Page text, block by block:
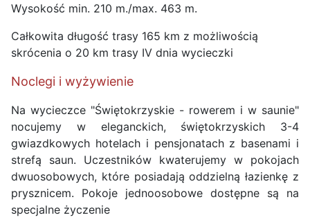
Wysokość min. 210 m./max. 463 m.
Całkowita długość trasy 165 km z możliwością
skrócenia o 20 km trasy IV dnia wycieczki
Noclegi i wyżywienie
Na wycieczce "Świętokrzyskie - rowerem i w saunie"
nocujemy w eleganckich, świętokrzyskich 3-4
gwiazdkowych hotelach i pensjonatach z basenami i
strefą saun. Uczestników kwaterujemy w pokojach
dwuosobowych, które posiadają oddzielną łazienkę z
prysznicem. Pokoje jednoosobowe dostępne są na
specjalne życzenie